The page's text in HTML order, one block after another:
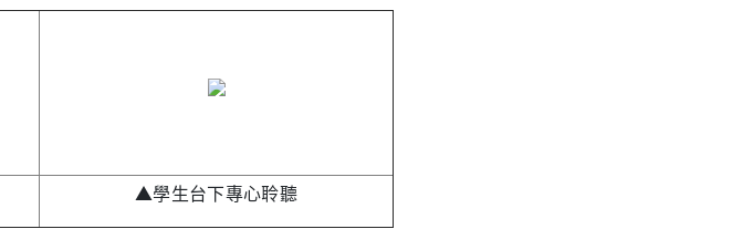
▲學生台下專心聆聽